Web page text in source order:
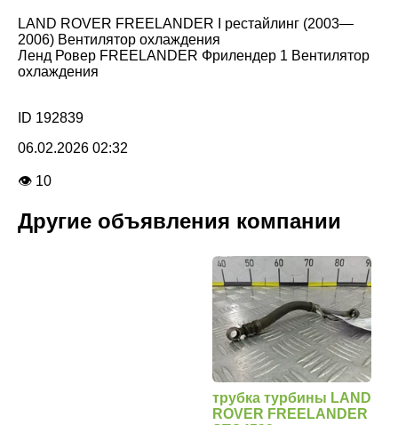
LAND ROVER FREELANDER I рестайлинг (2003—
2006) Вентилятор охлаждения
Ленд Ровер FREELANDER Фрилендер 1 Вентилятор
охлаждения
ID 192839
06.02.2026 02:32
👁 10
Другие объявления компании
трубка турбины LAND
ROVER FREELANDER